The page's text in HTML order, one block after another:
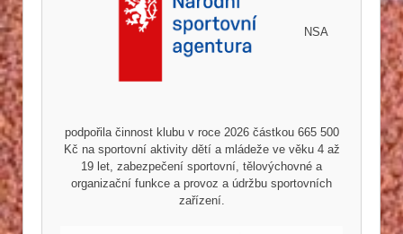
NSA
podpořila činnost klubu v roce 2026 částkou 665 500
Kč na sportovní aktivity dětí a mládeže ve věku 4 až
19 let, zabezpečení sportovní, tělovýchovné a
organizační funkce a provoz a údržbu sportovních
zařízení.